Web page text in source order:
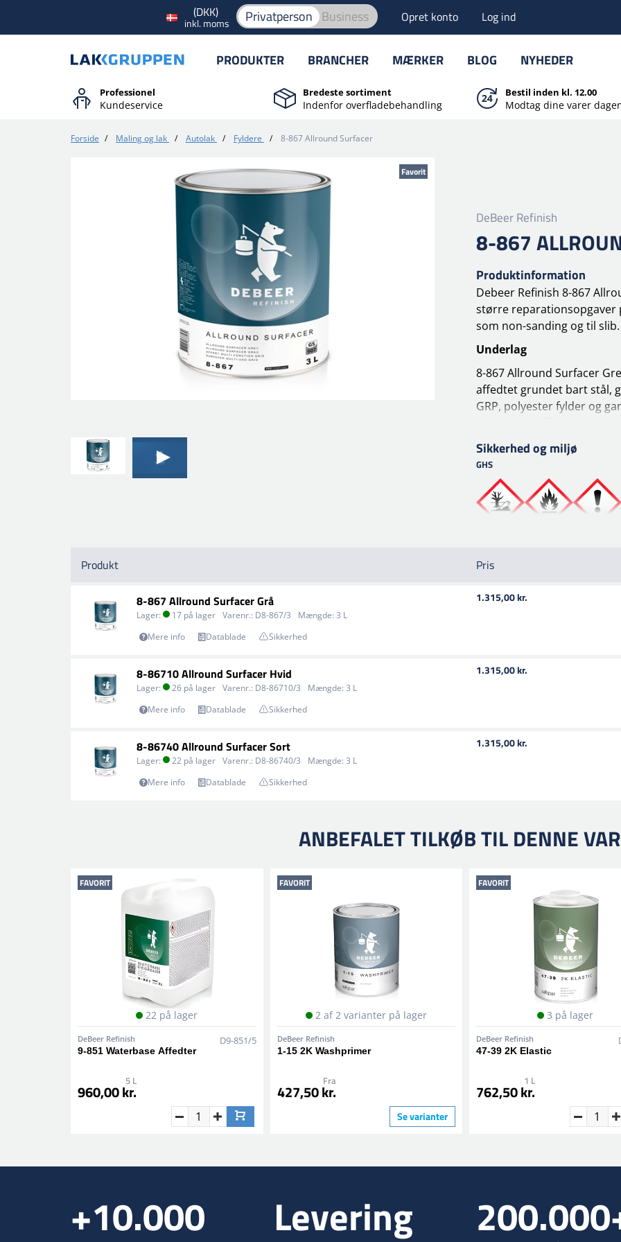
(DKK)
inkl. moms Privatperson Business Opret konto Log ind
PRODUKTER BRANCHER MÆRKER BLOG NYHEDER
Professionel
Kundeservice
Bredeste sortiment
Indenfor overfladebehandling
Bestil inden kl. 12.00
Modtag dine varer
Forside / Maling og lak / Autolak / Fyldere / 8-867 Allround Surfacer
Favorit
DeBeer Refinish
8-867
Produktinformation
Debeer Refinish 8-867
større reparationsopgaver
som non-sanding og til
Underlag
8-867 Allround Surfacer
affedtet grundet bart stål,
GRP, polyester fylder og
rengjort og affedtet ikke-
Bart metal må ikke
Ved bart stål og
holdbarhed og
Blandeforhold (slib)
6:1 Surfacer : HS420
Næste anbefalet lag
MM 2000 - 2099 BeroMix
Sikkerhed og miljø
GHS
Produkt Pris
8-867 Allround Surfacer Grå
Lager: 17 på lager Varenr.: D8-867/3 Mængde: 3 L
Mere info
Datablade Sikkerhed
1.315,00 kr.
8-86710 Allround Surfacer Hvid
Lager: 26 på lager Varenr.: D8-86710/3 Mængde: 3 L
Mere info
Datablade Sikkerhed
1.315,00 kr.
8-86740 Allround Surfacer Sort
Lager: 22 på lager Varenr.: D8-86740/3 Mængde: 3 L
Mere info
Datablade Sikkerhed
1.315,00 kr.
ANBEFALET TILKØB TIL DENNE
FAVORIT
22 på lager
DeBeer Refinish D9-851/5
9-851 Waterbase Affedter
5 L
960,00 kr.
FAVORIT
2 af 2 varianter på lager
DeBeer Refinish
1-15 2K Washprimer
Fra
427,50 kr.
Se varianter
FAVORIT
3 på lager
DeBeer Refinish
47-39 2K Elastic
1 L
762,50 kr.
+10.000 Levering